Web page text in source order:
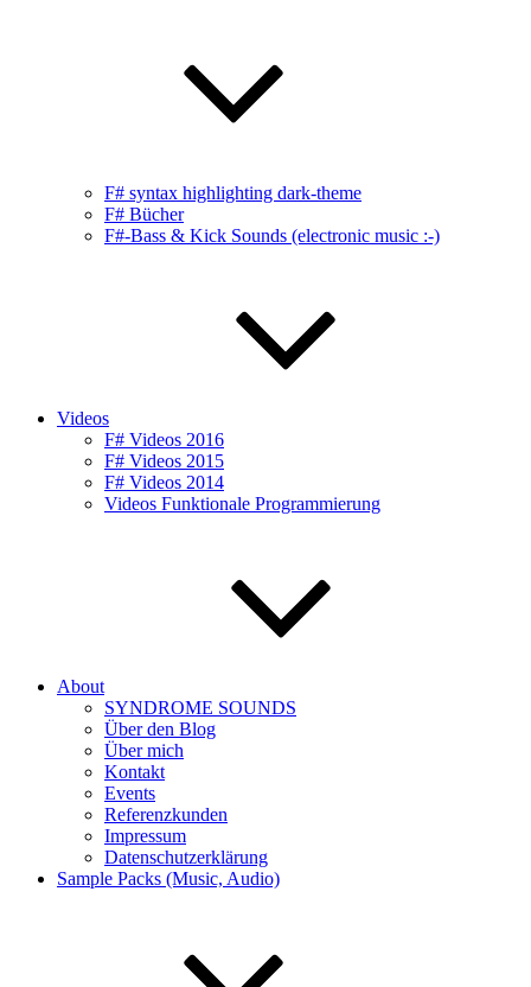
F# syntax highlighting dark-theme
F# Bücher
F#-Bass & Kick Sounds (electronic music :-)
Videos
F# Videos 2016
F# Videos 2015
F# Videos 2014
Videos Funktionale Programmierung
About
SYNDROME SOUNDS
Über den Blog
Über mich
Kontakt
Events
Referenzkunden
Impressum
Datenschutzerklärung
Sample Packs (Music, Audio)